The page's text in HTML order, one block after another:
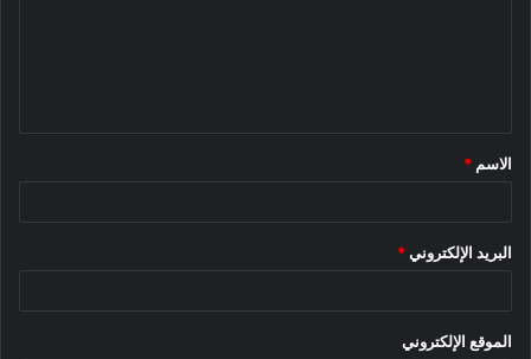
*
الاسم *
البريد الإلكتروني *
الموقع الإلكتروني